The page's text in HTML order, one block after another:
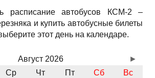
расписание автобусов КСМ-2 –
и купить автобусные билеты
этот день на календаре.
Август 2026
Ср Чт Пт Сб
Вс
►